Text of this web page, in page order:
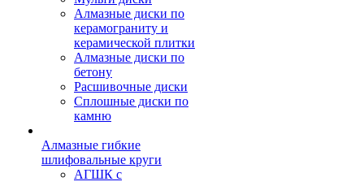
Алмазные диски по
керамограниту и
керамической плитки
Алмазные диски по
бетону
Расшивочные диски
Сплошные диски по
камню
Алмазные гибкие
шлифовальные круги
АГШК с